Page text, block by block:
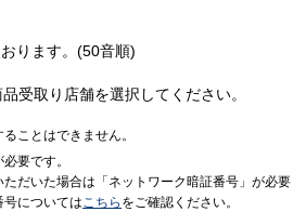
ります。(50音順)
受取り店舗を選択してください。
ことはできません。
要です。
ただいた場合は「ネットワーク暗証番号」が必要
についてはこちら をご確認ください。